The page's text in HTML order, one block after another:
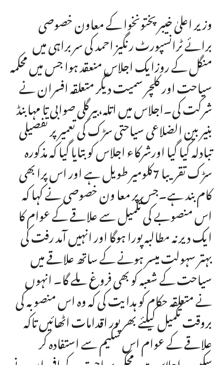
وزیر اعلیٰ خیبر پختونخوا کے معاون خصوصی
برائے ٹرانسپورٹ رنگیز احمد کی سربراہی میں
منگل کے روزایک اجلاس منعقد ہوا جس میں محکمہ
سیاحت اور کلچر سمیت دیگر متعلقہ افسران نے
شرکت کی۔اجلاس میں اتلہ،بیرگلی صوابی تا مہابنڈ
بنیر بین الضلاعی سیاحتی سڑک کی تعمیر پر تفصیلی
تبادلہ کیا گیا اورشرکاء اجلاس کو بتایا گیا کہ مذکورہ
سڑک تقریبا 7کلومیر طویل ہے اور اس پرا بھی
کام بند ہے۔جس پر معا ون خصوصی نے کہا کہ
اس منصوبے کی تکمیل سے علاقے کے عوام کا
ایک دیرنہ مطالبہ پورا ہوگا اور انہیں آمد رفت کی
بہتر سہولت میسر ہونے کے ساتھ علاقے میں
سیاحت کے شعبہ کو بھی فروغ ملے گا۔ انہوں
نے متعلقہ حکام کو ہدایت کی کہ وہ اس منصوبہ کی
بروقت تکمیل کیلئے بھر پور اقدامات اٹھائیں تاکہ
علاقے کے عوام اس سکیم سے استفادہ کر